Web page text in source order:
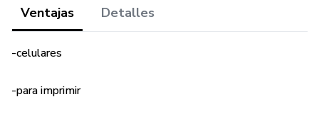
Ventajas Detalles
-celulares
-para imprimir